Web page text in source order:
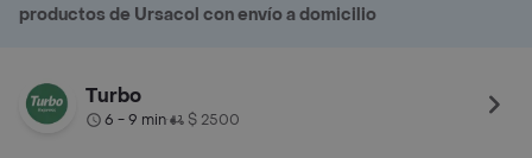
productos de Ursacol con envío a domicilio
Turbo
6 - 9 min• $ 2500